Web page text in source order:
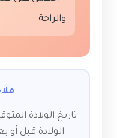
والراحة
تاريخ الولادة
الولادة قبل أو